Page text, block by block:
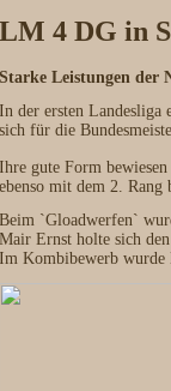
LM 4 DG in
Starke Leistungen der
In der ersten Landesliga
sich für die
Ihre gute Form
ebenso mit dem 2. Rang
Beim `Gloadwerfen`
Mair Ernst holte sich
Im Kombibewerb wurde